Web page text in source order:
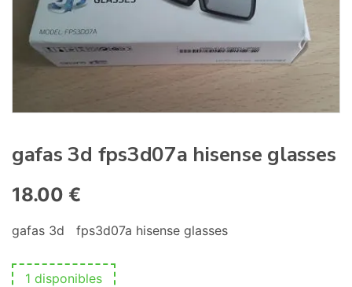
gafas 3d fps3d07a hisense glasses
18.00 €
gafas 3d fps3d07a hisense glasses
1 disponibles